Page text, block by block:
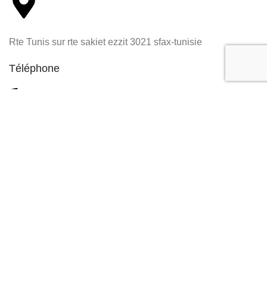
Rte Tunis sur rte sakiet ezzit 3021 sfax-tunisie
Téléphone